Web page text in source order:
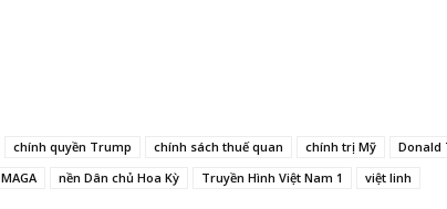
chính quyền Trump chính sách thuế quan chính trị Mỹ
Donald
MAGA nền Dân chủ Hoa Kỳ Truyền Hình Việt Nam 1 việt linh